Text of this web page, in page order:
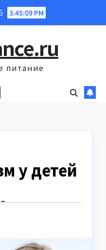
3:45:10 PM
питание
у детей